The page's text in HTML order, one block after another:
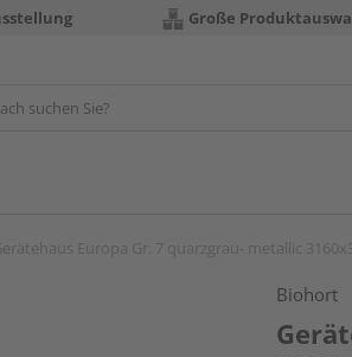
Große
Biohort